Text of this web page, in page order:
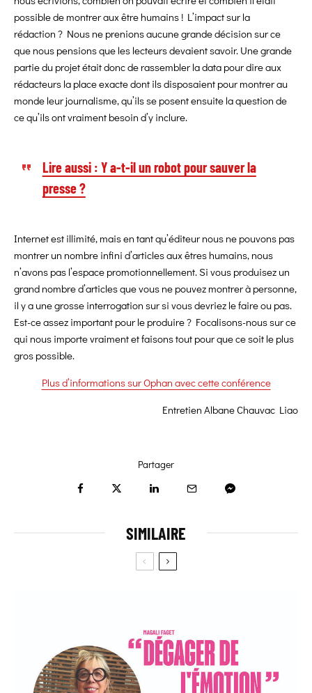
possible de montrer aux être humains ! L’impact sur la
rédaction ? Nous ne prenions aucune grande décision sur ce
que nous pensions que les lecteurs devaient savoir. Une grande
partie du projet était donc de rassembler la data pour dire aux
rédacteurs la place exacte dont ils disposaient pour montrer au
monde leur journalisme, qu’ils se posent ensuite la question de
ce qu’ils ont vraiment besoin d’y inclure.
Lire aussi : Y a-t-il un robot pour sauver la
presse ?
Internet est illimité, mais en tant qu’éditeur nous ne pouvons pas
montrer un nombre infini d’articles aux êtres humains, nous
n’avons pas l’espace promotionnellement. Si vous produisez un
grand nombre d’articles que vous ne pouvez montrer à personne,
il y a une grosse interrogation sur si vous devriez le faire ou pas.
Est-ce assez important pour le produire ? Focalisons-nous sur ce
qui nous importe vraiment et faisons tout pour que ce soit le plus
gros possible.
Plus d’informations sur Ophan avec cette conférence
Entretien Albane Chauvac Liao
Partager
SIMILAIRE